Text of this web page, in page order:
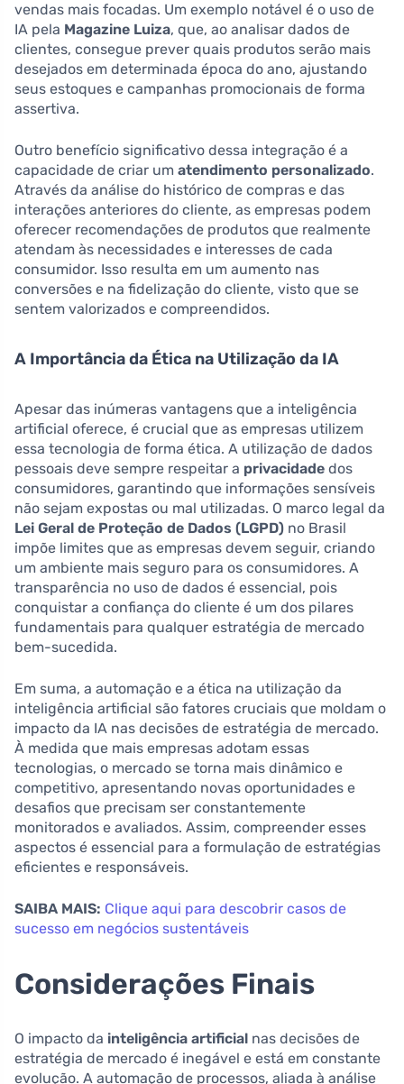
vendas mais focadas. Um exemplo notável é o uso de
IA pela Magazine Luiza, que, ao analisar dados de
clientes, consegue prever quais produtos serão mais
desejados em determinada época do ano, ajustando
seus estoques e campanhas promocionais de forma
assertiva.
Outro benefício significativo dessa integração é a
capacidade de criar um atendimento personalizado.
Através da análise do histórico de compras e das
interações anteriores do cliente, as empresas podem
oferecer recomendações de produtos que realmente
atendam às necessidades e interesses de cada
consumidor. Isso resulta em um aumento nas
conversões e na fidelização do cliente, visto que se
sentem valorizados e compreendidos.
A Importância da Ética na Utilização da IA
Apesar das inúmeras vantagens que a inteligência
artificial oferece, é crucial que as empresas utilizem
essa tecnologia de forma ética. A utilização de dados
pessoais deve sempre respeitar a privacidade dos
consumidores, garantindo que informações sensíveis
não sejam expostas ou mal utilizadas. O marco legal da
Lei Geral de Proteção de Dados (LGPD) no Brasil
impõe limites que as empresas devem seguir, criando
um ambiente mais seguro para os consumidores. A
transparência no uso de dados é essencial, pois
conquistar a confiança do cliente é um dos pilares
fundamentais para qualquer estratégia de mercado
bem-sucedida.
Em suma, a automação e a ética na utilização da
inteligência artificial são fatores cruciais que moldam o
impacto da IA nas decisões de estratégia de mercado.
À medida que mais empresas adotam essas
tecnologias, o mercado se torna mais dinâmico e
competitivo, apresentando novas oportunidades e
desafios que precisam ser constantemente
monitorados e avaliados. Assim, compreender esses
aspectos é essencial para a formulação de estratégias
eficientes e responsáveis.
SAIBA MAIS: Clique aqui para descobrir casos de
sucesso em negócios sustentáveis
Considerações Finais
O impacto da inteligência artificial nas decisões de
estratégia de mercado é inegável e está em constante
evolução. A automação de processos, aliada à análise